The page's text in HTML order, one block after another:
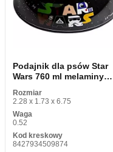
Podajnik dla psów Star
Wars 760 ml melaminy
Rozmiar
2.28 x 1.73 x 6.75
Waga
0.52
Kod kreskowy
8427934509874